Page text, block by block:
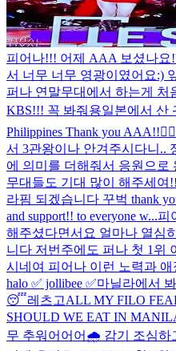
피어나!!! 어제 AAA 보셨나요
서 너무 너무 영광이였어요:)
퍼나 연말무대에서 하는게
KBS!!! 꼭 봐줘용일본에서 산
Philippines Thank you AAA!!❤️‍🔥
서 3관왕이나 안겨주시다니..
에 의미를 더해줘서 응원으로
무대들도 기대 많이 해주세여
라핌 되겠습니다 꾸벅 thank
and support!! to everyone w...피
해주셨다면서요 얼마나 열심
니다 저번주에도 퍼나 첫 1위
시네여 피어나 이런 노력과
halo ✅ jollibee ✅마닐라에서
😴레츠고ALL MY FILO
SHOULD WE EAT IN
무 추워어어어🌧️ 감기 조심하